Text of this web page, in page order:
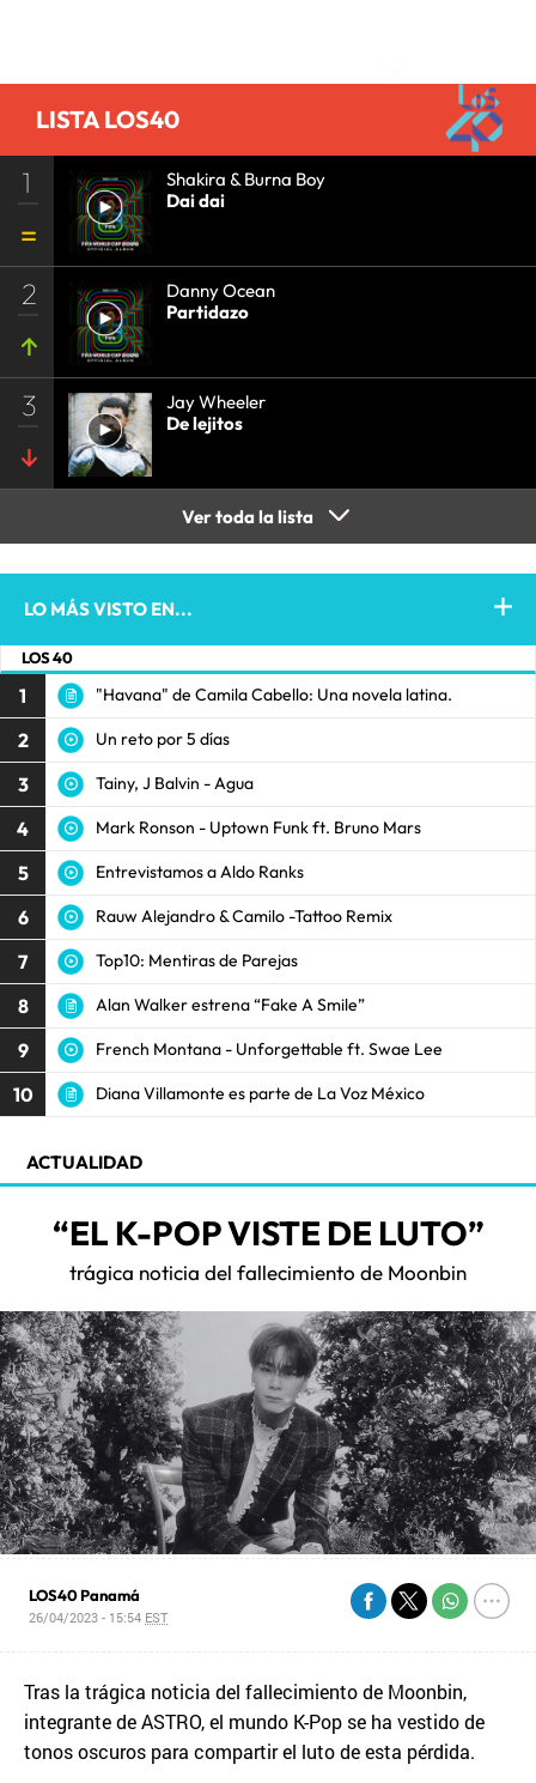
COMUNICACIÓN•COMUNICACIÓN•
LISTA LOS40
1
Shakira & Burna Boy
Dai dai
2
Danny Ocean
Partidazo
3
Jay Wheeler
De lejitos
Ver toda la lista
LO MÁS VISTO EN...
LOS 40
1 "Havana" de Camila Cabello: Una novela latina.
2 Un reto por 5 días
3 Tainy, J Balvin - Agua
4 Mark Ronson - Uptown Funk ft. Bruno Mars
5 Entrevistamos a Aldo Ranks
6 Rauw Alejandro & Camilo -Tattoo Remix
7 Top10: Mentiras de Parejas
8 Alan Walker estrena “Fake A Smile”
9 French Montana - Unforgettable ft. Swae Lee
10 Diana Villamonte es parte de La Voz México
ACTUALIDAD
“EL K-POP VISTE DE LUTO”
trágica noticia del fallecimiento de Moonbin
LOS40 Panamá
26/04/2023 - 15:54 EST
Tras la trágica noticia del fallecimiento de Moonbin,
integrante de ASTRO, el mundo K-Pop se ha vestido de
tonos oscuros para compartir el luto de esta pérdida.